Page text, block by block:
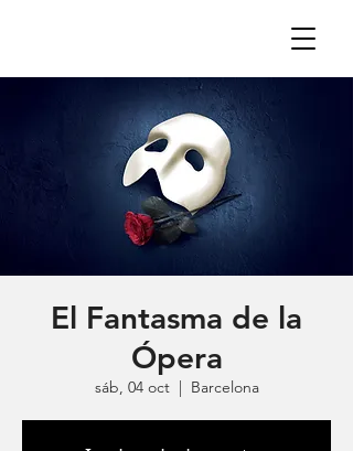
El Fantasma de la
Ópera
sáb, 04 oct
  |
Barcelona